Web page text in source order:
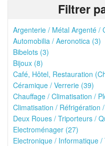
Filtrer
Argenterie / Métal Argenté /
Automobilia / Aeronotica (3)
Bibelots (3)
Bijoux (8)
Café, Hôtel, Restauration
Céramique / Verrerie (39)
Chauffage / Climatisation /
Climatisation / Réfrigération
Deux Roues / Triporteurs /
Electroménager (27)
Electronique / Informatique /